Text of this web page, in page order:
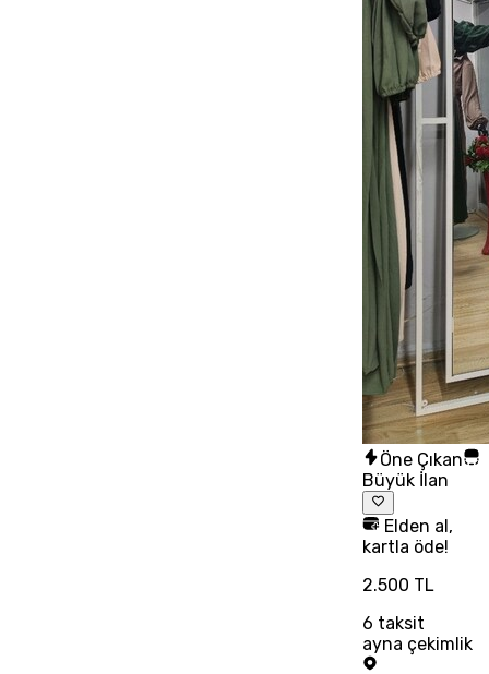
Öne Çıkan
Büyük İlan
Elden al,
kartla öde!
2.500 TL
6 taksit
ayna çekimlik